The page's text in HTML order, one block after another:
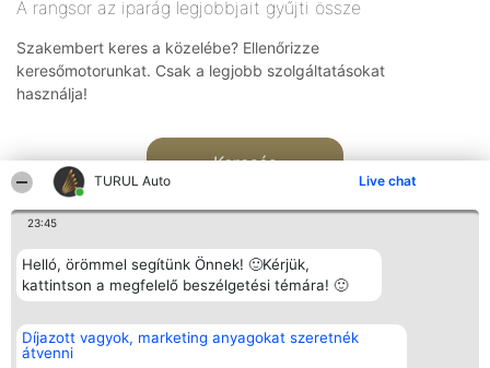
TURUL Auto Live chat
23:45
Helló, örömmel segítünk Önnek! 🙂Kérjük,
kattintson a megfelelő beszélgetési témára! 🙂
Díjazott vagyok, marketing anyagokat szeretnék
átvenni
A rangsor az iparág legjobbjait gyűjti össze
Szakembert keres a közelébe? Ellenőrizze
keresőmotorunkat. Csak a legjobb szolgáltatásokat
használja!
Keresés
Rangsorszervező
SC Beautiful Company S.R.L.
Bulevardul Aleea Timișul De
Népszavazás
Nyertesek
Elérhetőség
Elérhetőség